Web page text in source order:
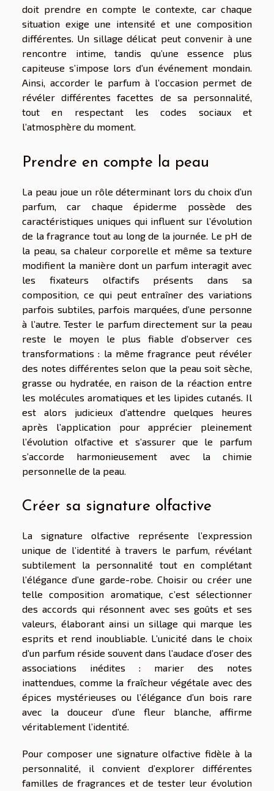
doit prendre en compte le contexte, car chaque
situation exige une intensité et une composition
différentes. Un sillage délicat peut convenir à une
rencontre intime, tandis qu’une essence plus
capiteuse s’impose lors d’un événement mondain.
Ainsi, accorder le parfum à l’occasion permet de
révéler différentes facettes de sa personnalité,
tout en respectant les codes sociaux et
l’atmosphère du moment.
Prendre en compte la peau
La peau joue un rôle déterminant lors du choix d’un
parfum, car chaque épiderme possède des
caractéristiques uniques qui influent sur l’évolution
de la fragrance tout au long de la journée. Le pH de
la peau, sa chaleur corporelle et même sa texture
modifient la manière dont un parfum interagit avec
les fixateurs olfactifs présents dans sa
composition, ce qui peut entraîner des variations
parfois subtiles, parfois marquées, d’une personne
à l’autre. Tester le parfum directement sur la peau
reste le moyen le plus fiable d’observer ces
transformations : la même fragrance peut révéler
des notes différentes selon que la peau soit sèche,
grasse ou hydratée, en raison de la réaction entre
les molécules aromatiques et les lipides cutanés. Il
est alors judicieux d’attendre quelques heures
après l’application pour apprécier pleinement
l’évolution olfactive et s’assurer que le parfum
s’accorde harmonieusement avec la chimie
personnelle de la peau.
Créer sa signature olfactive
La signature olfactive représente l’expression
unique de l’identité à travers le parfum, révélant
subtilement la personnalité tout en complétant
l’élégance d’une garde-robe. Choisir ou créer une
telle composition aromatique, c’est sélectionner
des accords qui résonnent avec ses goûts et ses
valeurs, élaborant ainsi un sillage qui marque les
esprits et rend inoubliable. L’unicité dans le choix
d’un parfum réside souvent dans l’audace d’oser des
associations inédites : marier des notes
inattendues, comme la fraîcheur végétale avec des
épices mystérieuses ou l’élégance d’un bois rare
avec la douceur d’une fleur blanche, affirme
véritablement l’identité.
Pour composer une signature olfactive fidèle à la
personnalité, il convient d’explorer différentes
familles de fragrances et de tester leur évolution